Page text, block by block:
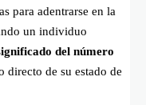
para adentrarse en la
un individuo
del número
directo de su estado de